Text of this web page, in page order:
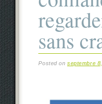
sans
Posted onseptembre